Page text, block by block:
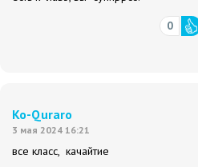
0
Ко-Quraro
3 мая 2024 16:21
все класс, качайтие